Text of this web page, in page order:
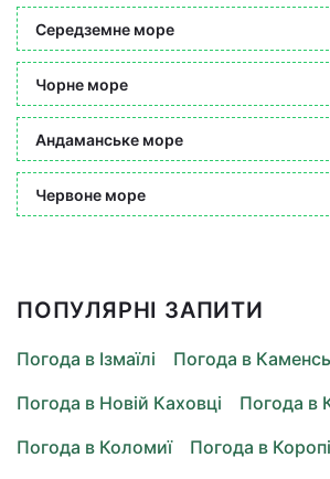
Середземне море
Чорне море
Андаманське море
Червоне море
ПОПУЛЯРНІ ЗАПИТИ
Погода в Ізмаїлі
Погода в
Погода в Новій Каховці
Погода в
Погода в Коломиї
Погода в Коропі